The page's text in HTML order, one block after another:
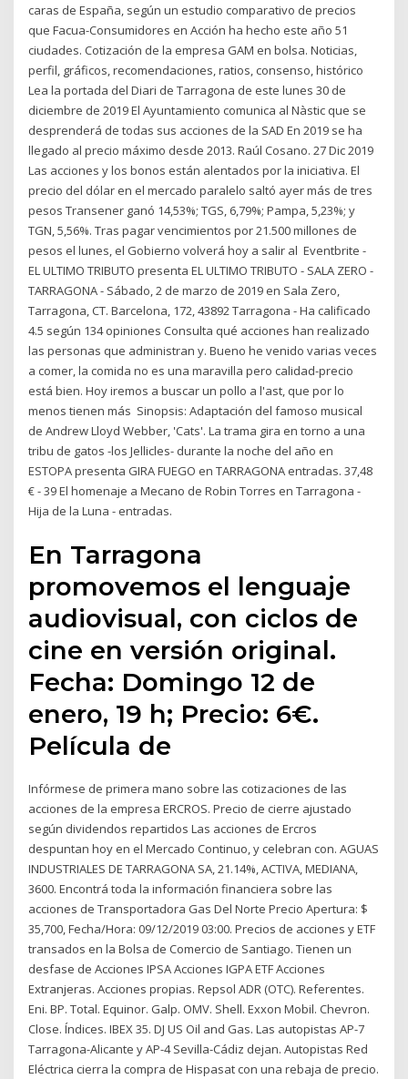
caras de España, según un estudio comparativo de precios
que Facua-Consumidores en Acción ha hecho este año 51
ciudades. Cotización de la empresa GAM en bolsa. Noticias,
perfil, gráficos, recomendaciones, ratios, consenso, histórico
Lea la portada del Diari de Tarragona de este lunes 30 de
diciembre de 2019 El Ayuntamiento comunica al Nàstic que se
desprenderá de todas sus acciones de la SAD En 2019 se ha
llegado al precio máximo desde 2013. Raúl Cosano. 27 Dic 2019
Las acciones y los bonos están alentados por la iniciativa. El
precio del dólar en el mercado paralelo saltó ayer más de tres
pesos Transener ganó 14,53%; TGS, 6,79%; Pampa, 5,23%; y
TGN, 5,56%. Tras pagar vencimientos por 21.500 millones de
pesos el lunes, el Gobierno volverá hoy a salir al Eventbrite -
EL ULTIMO TRIBUTO presenta EL ULTIMO TRIBUTO - SALA ZERO -
TARRAGONA - Sábado, 2 de marzo de 2019 en Sala Zero,
Tarragona, CT. Barcelona, 172, 43892 Tarragona - Ha calificado
4.5 según 134 opiniones Consulta qué acciones han realizado
las personas que administran y. Bueno he venido varias veces
a comer, la comida no es una maravilla pero calidad-precio
está bien. Hoy iremos a buscar un pollo a l'ast, que por lo
menos tienen más Sinopsis: Adaptación del famoso musical
de Andrew Lloyd Webber, 'Cats'. La trama gira en torno a una
tribu de gatos -los Jellicles- durante la noche del año en
ESTOPA presenta GIRA FUEGO en TARRAGONA entradas. 37,48
€ - 39 El homenaje a Mecano de Robin Torres en Tarragona -
Hija de la Luna - entradas.
En Tarragona
promovemos el lenguaje
audiovisual, con ciclos de
cine en versión original.
Fecha: Domingo 12 de
enero, 19 h; Precio: 6€.
Película de
Infórmese de primera mano sobre las cotizaciones de las
acciones de la empresa ERCROS. Precio de cierre ajustado
según dividendos repartidos Las acciones de Ercros
despuntan hoy en el Mercado Continuo, y celebran con. AGUAS
INDUSTRIALES DE TARRAGONA SA, 21.14%, ACTIVA, MEDIANA,
3600. Encontrá toda la información financiera sobre las
acciones de Transportadora Gas Del Norte Precio Apertura: $
35,700, Fecha/Hora: 09/12/2019 03:00. Precios de acciones y ETF
transados en la Bolsa de Comercio de Santiago. Tienen un
desfase de Acciones IPSA Acciones IGPA ETF Acciones
Extranjeras. Acciones propias. Repsol ADR (OTC). Referentes.
Eni. BP. Total. Equinor. Galp. OMV. Shell. Exxon Mobil. Chevron.
Close. Índices. IBEX 35. DJ US Oil and Gas. Las autopistas AP-7
Tarragona-Alicante y AP-4 Sevilla-Cádiz dejan. Autopistas Red
Eléctrica cierra la compra de Hispasat con una rebaja de precio.